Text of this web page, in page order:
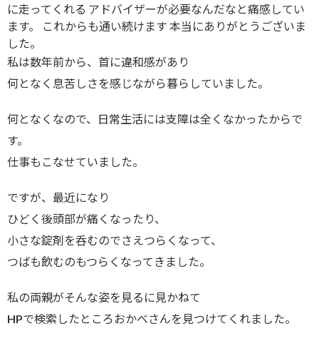
に走ってくれる アドバイザーが必要なんだなと痛感してい
ます。 これからも通い続けます 本当にありがとうございま
した。
私は数年前から、首に違和感があり
何となく息苦しさを感じながら暮らしていました。
何となくなので、日常生活には支障は全くなかったからで
す。
仕事もこなせていました。
ですが、最近になり
ひどく後頭部が痛くなったり、
小さな錠剤を呑むのでさえつらくなって、
つばも飲むのもつらくなってきました。
私の両親がそんな姿を見るに見かねて
HPで検索したところおかべさんを見つけてくれました。